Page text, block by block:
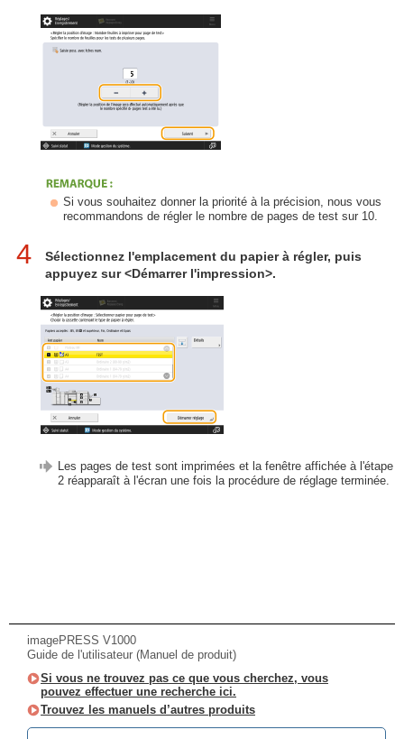
Si vous souhaitez donner la priorité à la précision, nous vous
recommandons de régler le nombre de pages de test sur 10.
4
Sélectionnez l'emplacement du papier à régler, puis
appuyez sur <Démarrer l'impression>.
Les pages de test sont imprimées et la fenêtre affichée à l'étape
2 réapparaît à l'écran une fois la procédure de réglage terminée.
imagePRESS V1000
Guide de l'utilisateur (Manuel de produit)
Si vous ne trouvez pas ce que vous cherchez, vous
pouvez effectuer une recherche ici.
Trouvez les manuels d’autres produits